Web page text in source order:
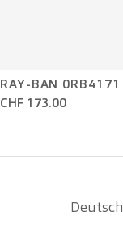
RAY-BAN 0RB4171
CHF 173.00
Deutsch